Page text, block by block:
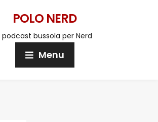
POLO NERD
podcast bussola per Nerd
Menu